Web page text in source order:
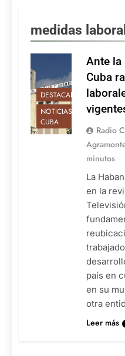
medidas
DESTACADAS
NOTICIAS DE
CUBA
Ante la
Cuba
Radio
minutos
La
en la
país en
en su
otra
Leer más